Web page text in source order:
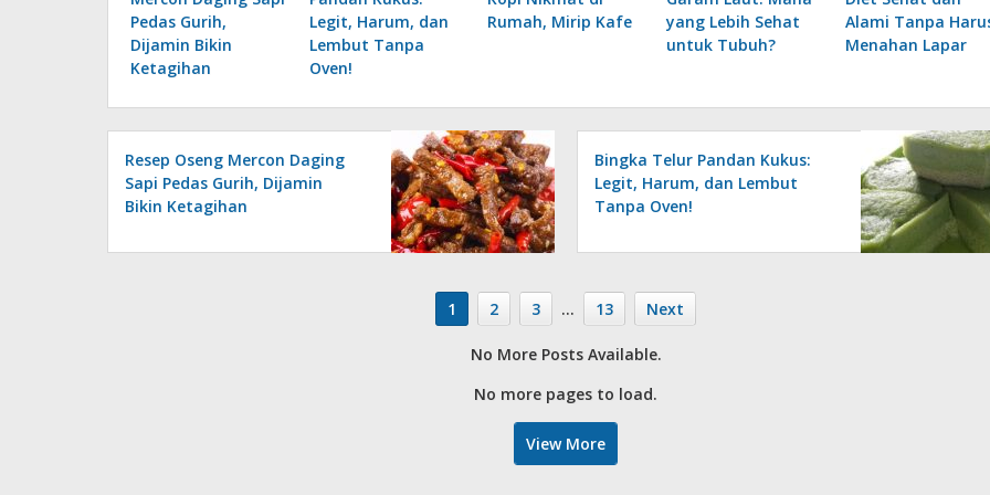
Pedas Gurih,
Dijamin Bikin
Ketagihan
Legit, Harum, dan
Lembut Tanpa
Oven!
Rumah, Mirip Kafe
yang Lebih Sehat
untuk Tubuh?
Alami Tanpa
Menahan Lapar
Resep Oseng Mercon Daging
Sapi Pedas Gurih, Dijamin
Bikin Ketagihan
Bingka Telur Pandan Kukus:
Legit, Harum, dan Lembut
Tanpa Oven!
1 2 3 … 13 Next
No More Posts Available.
No more pages to load.
View More